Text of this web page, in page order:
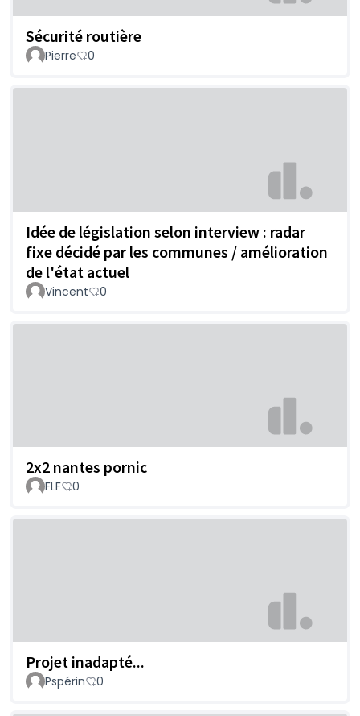
Sécurité routière
Pierre 0
Idée de législation selon interview : radar
fixe décidé par les communes / amélioration
de l'état actuel
Vincent 0
2x2 nantes pornic
FLF 0
Projet inadapté...
Pspérin 0